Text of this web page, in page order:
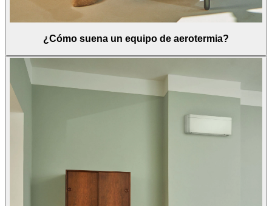
¿Cómo suena un equipo de aerotermia?